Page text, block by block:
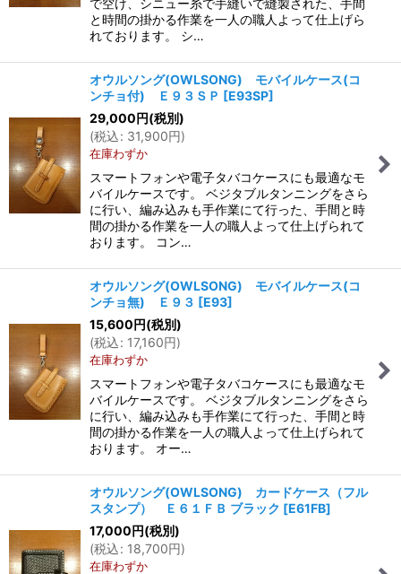
と時間の掛かる作業を一人の職人よって仕上げら
れております。 シ…
オウルソング(OWLSONG) モバイルケース(コ
ンチョ付) Ｅ９３ＳＰ [E93SP]
29,000円(税別)
(税込: 31,900円)
在庫わずか
スマートフォンや電子タバコケースにも最適なモ
バイルケースです。 ベジタブルタンニングをさら
に行い、編み込みも手作業にて行った、手間と時
間の掛かる作業を一人の職人よって仕上げられて
おります。 コン…
オウルソング(OWLSONG) モバイルケース(コ
ンチョ無) Ｅ９３ [E93]
15,600円(税別)
(税込: 17,160円)
在庫わずか
スマートフォンや電子タバコケースにも最適なモ
バイルケースです。 ベジタブルタンニングをさら
に行い、編み込みも手作業にて行った、手間と時
間の掛かる作業を一人の職人よって仕上げられて
おります。 オー…
オウルソング(OWLSONG) カードケース（フル
スタンプ） Ｅ６１ＦＢ ブラック [E61FB]
17,000円(税別)
(税込: 18,700円)
在庫わずか